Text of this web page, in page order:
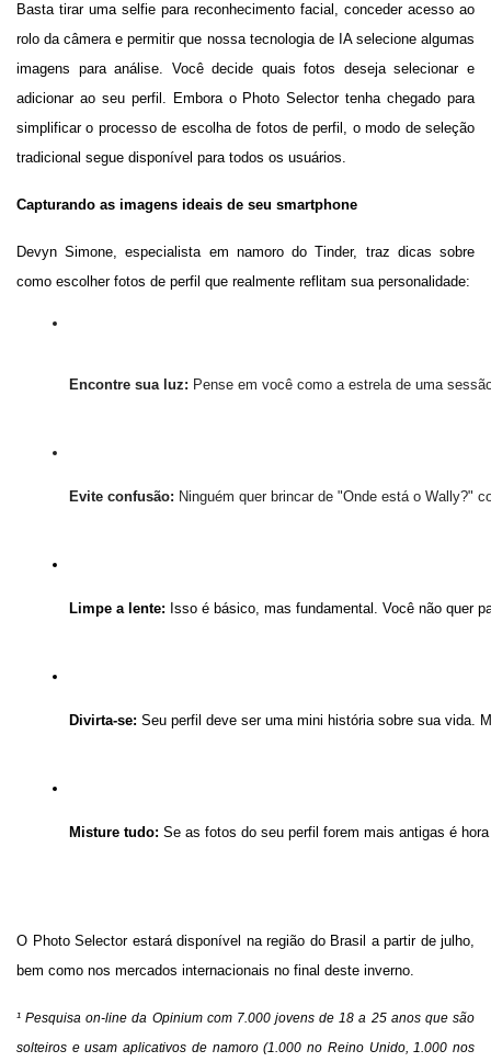
Basta tirar uma selfie para reconhecimento facial, conceder acesso ao
rolo da câmera e permitir que nossa tecnologia de IA selecione algumas
imagens para análise. Você decide quais fotos deseja selecionar e
adicionar ao seu perfil. Embora o Photo Selector tenha chegado para
simplificar o processo de escolha de fotos de perfil, o modo de seleção
tradicional segue disponível para todos os usuários.
Capturando as imagens ideais de seu smartphone
Devyn Simone, especialista em namoro do Tinder, traz dicas sobre
como escolher fotos de perfil que realmente reflitam sua personalidade:
Encontre sua luz: Pense em você como a estrela de uma
Evite confusão: Ninguém quer brincar de "Onde está o Wally?"
Limpe a lente: Isso é básico, mas fundamental. Você não quer
Divirta-se: Seu perfil deve ser uma mini história sobre sua vida.
Misture tudo: Se as fotos do seu perfil forem mais antigas é
O Photo Selector estará disponível na região do Brasil a partir de julho,
bem como nos mercados internacionais no final deste inverno.
¹ Pesquisa on-line da Opinium com 7.000 jovens de 18 a 25 anos que são
solteiros e usam aplicativos de namoro (1.000 no Reino Unido, 1.000 nos